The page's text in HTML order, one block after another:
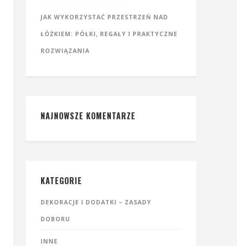
JAK WYKORZYSTAĆ PRZESTRZEŃ NAD
ŁÓŻKIEM: PÓŁKI, REGAŁY I PRAKTYCZNE
ROZWIĄZANIA
NAJNOWSZE KOMENTARZE
KATEGORIE
DEKORACJE I DODATKI – ZASADY
DOBORU
INNE